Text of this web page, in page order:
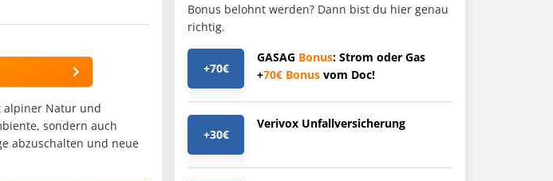
alpiner Natur und
sondern auch
abzuschalten und neue
Bonus belohnt werden? Dann bist du hier genau
richtig.
+70€
GASAG Bonus: Strom oder Gas
+70€ Bonus vom Doc!
+30€
Verivox Unfallversicherung